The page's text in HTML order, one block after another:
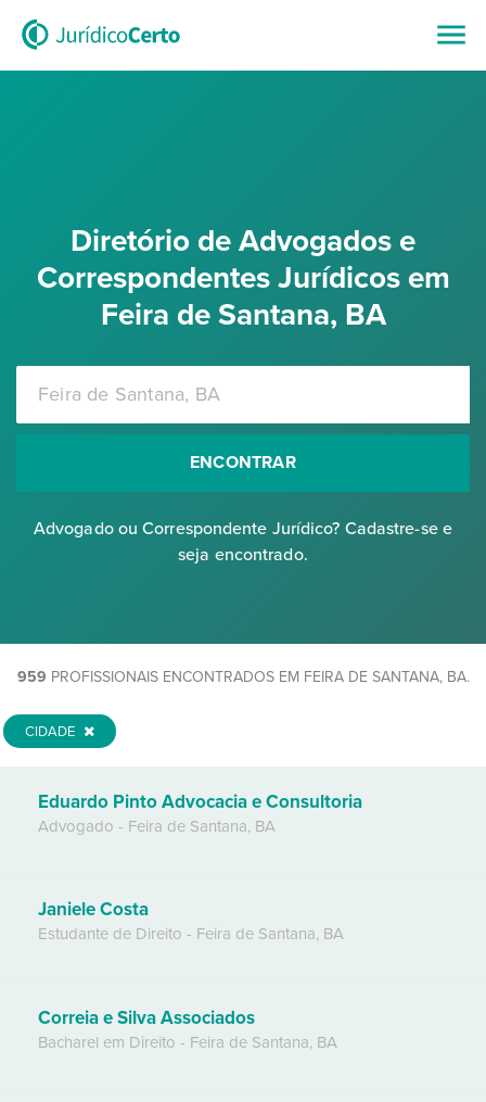
Diretório de Advogados e
Correspondentes Jurídicos em
Feira de Santana, BA
ENCONTRAR
Advogado ou Correspondente Jurídico? Cadastre-se e
seja encontrado.
959 PROFISSIONAIS ENCONTRADOS EM FEIRA DE SANTANA, BA.
CIDADE
Eduardo Pinto Advocacia e Consultoria
Advogado - Feira de Santana, BA
Janiele Costa
Estudante de Direito - Feira de Santana, BA
Correia e Silva Associados
Bacharel em Direito - Feira de Santana, BA